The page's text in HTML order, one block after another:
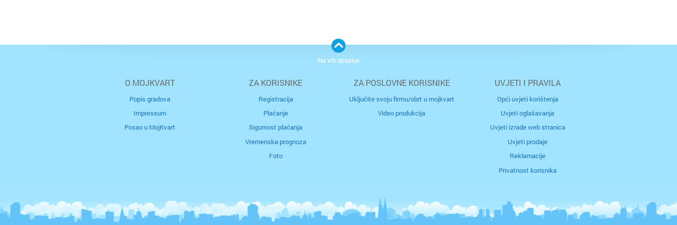
O MOJKVART
Popis gradova
Impressum
Posao u MojKvart
ZA KORISNIKE
Registracija
Plaćanje
Sigurnost plaćanja
Vremenska prognoza
Foto
ZA POSLOVNE KORISNIKE
Uključite svoju firmu/obrt u mojkvart
Video produkcija
UVJETI I PRAVILA
Opći uvjeti korištenja
Uvjeti oglašavanja
Uvjeti izrade web stranica
Uvjeti prodaje
Reklamacije
Privatnost korisnika
Na vrh stranice